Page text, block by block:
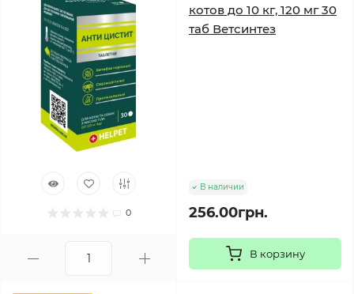
0
котов до 10 кг, 120 мг 30
таб Ветсинтез
В наличии
256.00грн.
В корзину